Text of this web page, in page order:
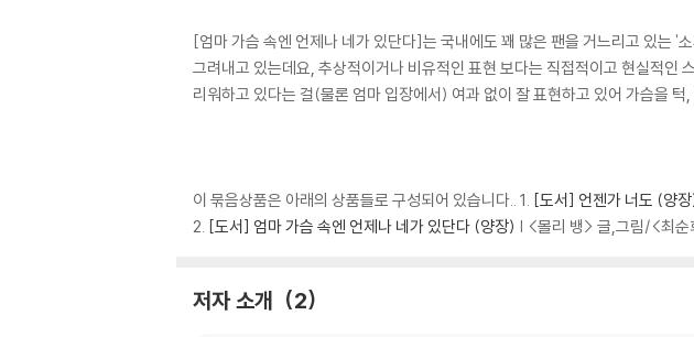
[엄마 가슴 속엔 언제나 네가 있단다]는 국내에도 꽤 많은 팬을 거느리고 있는 '
그려내고 있는데요, 추상적이거나 비유적인 표현 보다는 직접적이고 현실적인
리워하고 있다는 걸(물론 엄마 입장에서) 여과 없이 잘 표현하고 있어 가슴을
이 묶음상품은 아래의 상품들로 구성되어 있습니다.. 1. [도서] 언젠가 너도 (양
2. [도서] 엄마 가슴 속엔 언제나 네가 있단다 (양장) | <몰리 뱅> 글,그림/<최순
저자 소개 2